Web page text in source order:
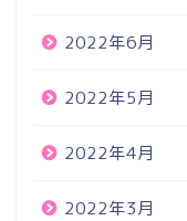
2022年6月
2022年5月
2022年4月
2022年3月